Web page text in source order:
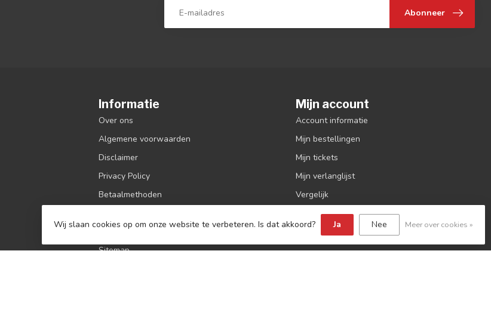
Abonneer
Informatie
Over ons
Algemene voorwaarden
Disclaimer
Privacy Policy
Betaalmethoden
Klantenservice
Sitemap
Mijn account
Account informatie
Mijn bestellingen
Mijn tickets
Mijn verlanglijst
Vergelijk
Alle producten
Wij slaan cookies op om onze website te verbeteren. Is dat akkoord?
Ja Nee Meer over cookies »